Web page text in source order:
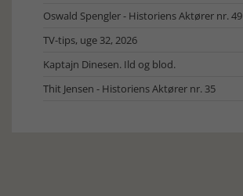
Oswald Spengler - Historiens Aktører nr. 49
TV-tips, uge 32, 2026
Kaptajn Dinesen. Ild og blod.
Thit Jensen - Historiens Aktører nr. 35